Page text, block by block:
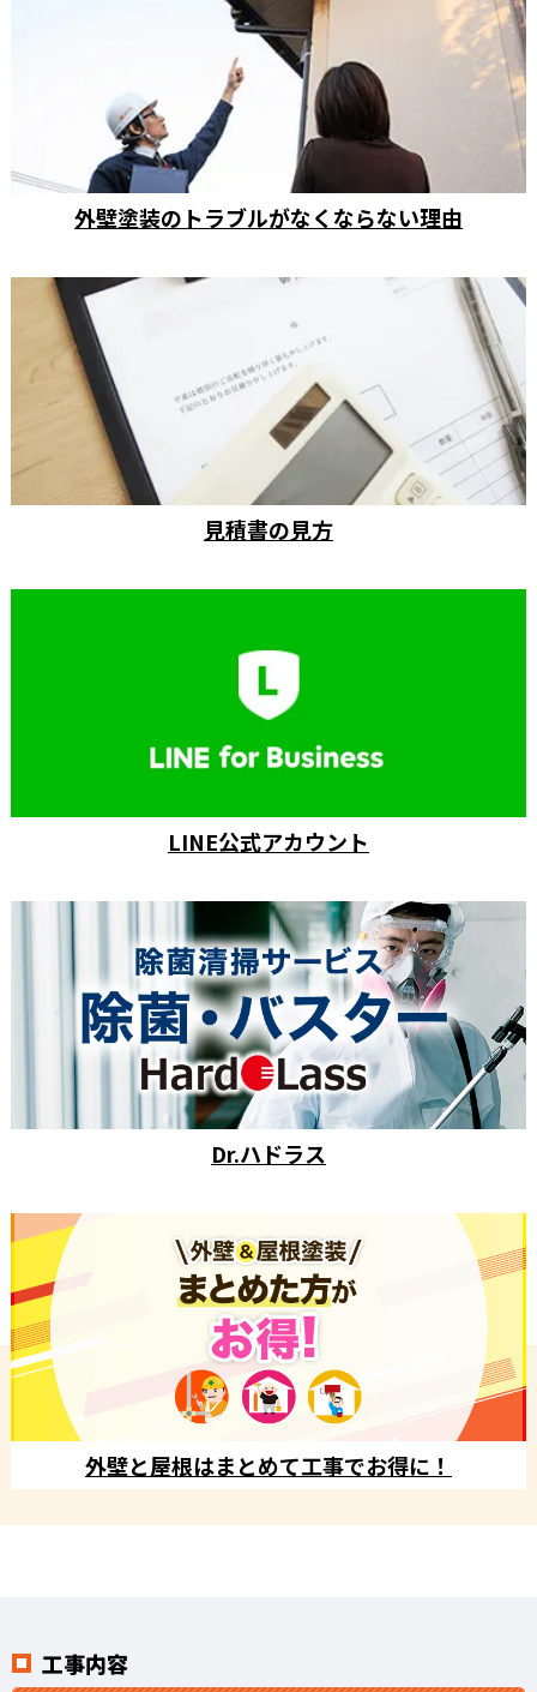
外壁塗装のトラブルがなくならない理由
見積書の見方
LINE公式アカウント
Dr.ハドラス
外壁と屋根はまとめて工事でお得に！
工事内容